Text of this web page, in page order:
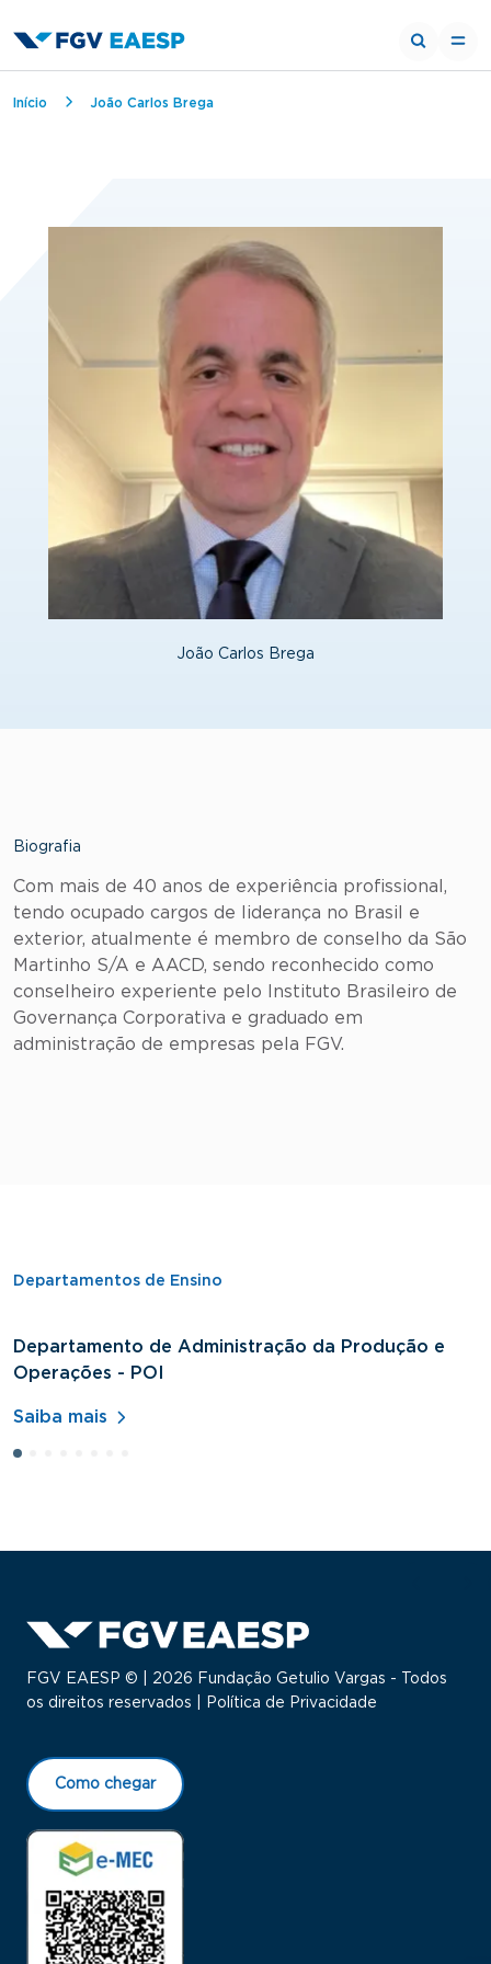
Trilha de navegação
Início João Carlos Brega
João Carlos Brega
Biografia
Com mais de 40 anos de experiência profissional,
tendo ocupado cargos de liderança no Brasil e
exterior, atualmente é membro de conselho da São
Martinho S/A e AACD, sendo reconhecido como
conselheiro experiente pelo Instituto Brasileiro de
Governança Corporativa e graduado em
administração de empresas pela FGV.
Departamentos de Ensino
Departamento de Administração da Produção e
Operações - POI
Saiba mais
FGV EAESP © | 2026 Fundação Getulio Vargas - Todos
os direitos reservados |
Política de Privacidade
Como chegar